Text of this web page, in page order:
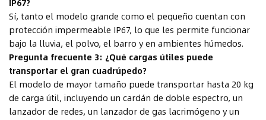
Sí, tanto el modelo grande como el pequeño cuentan con
protección impermeable IP67, lo que les permite funcionar
bajo la lluvia, el polvo, el barro y en ambientes húmedos.
Pregunta frecuente 3: ¿Qué cargas útiles puede
transportar el gran cuadrúpedo?
El modelo de mayor tamaño puede transportar hasta 20 kg
de carga útil, incluyendo un cardán de doble espectro, un
lanzador de redes, un lanzador de gas lacrimógeno y un